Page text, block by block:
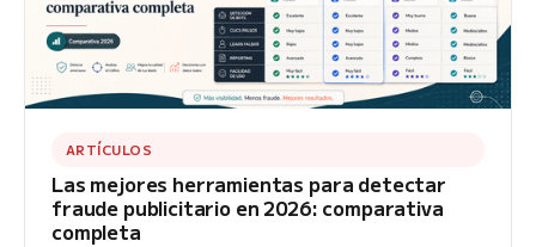
ARTÍCULOS
Las mejores herramientas para detectar
fraude publicitario en 2026: comparativa
completa